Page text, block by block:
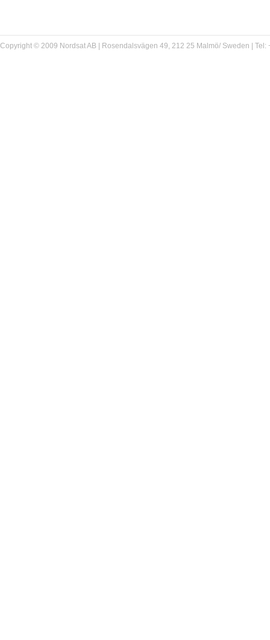
Copyright © 2009 Nordsat AB | Rosendalsvägen 49, 212 25 Malmö/ Sweden |